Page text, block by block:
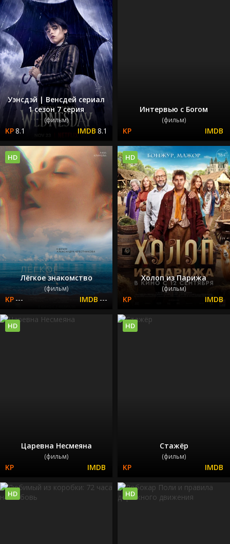
Уэнсдэй | Венсдей сериал
1 сезон 7 серия
(фильм)
8.1 8.1
Интервью с Богом
(фильм)
Лёгкое знакомство
(фильм)
--- ---
HD
Холоп из Парижа
(фильм)
HD
Царевна Несмеяна
(фильм)
HD
Стажёр
(фильм)
HD
HD HD